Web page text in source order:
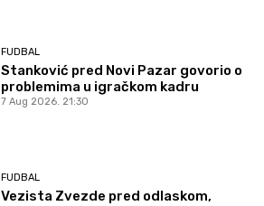
FUDBAL
Stanković pred Novi Pazar govorio o
problemima u igračkom kadru
7 Aug 2026. 21:30
FUDBAL
Vezista Zvezde pred odlaskom,